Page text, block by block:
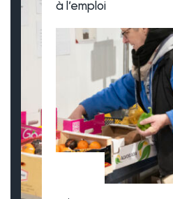
à l’emploi